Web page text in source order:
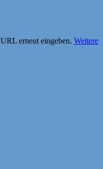
erneut eingeben. Weitere